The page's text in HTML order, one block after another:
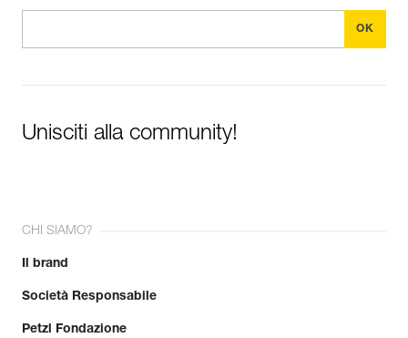
Unisciti alla community!
CHI SIAMO?
Il brand
Società Responsabile
Petzl Fondazione